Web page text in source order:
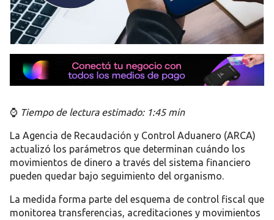
⌚ Tiempo de lectura estimado: 1:45 min
La Agencia de Recaudación y Control Aduanero (ARCA)
actualizó los parámetros que determinan cuándo los
movimientos de dinero a través del sistema financiero
pueden quedar bajo seguimiento del organismo.
La medida forma parte del esquema de control fiscal que
monitorea transferencias, acreditaciones y movimientos